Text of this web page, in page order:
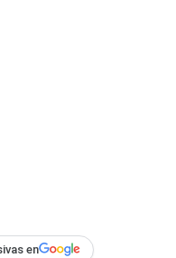
en